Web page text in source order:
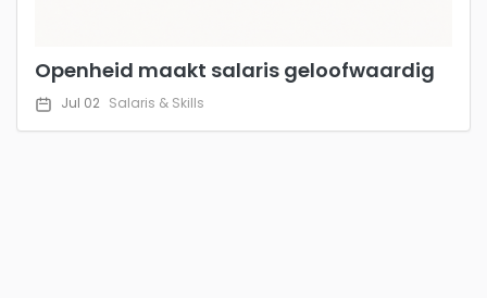
Openheid maakt salaris geloofwaardig
Jul 02 Salaris & Skills